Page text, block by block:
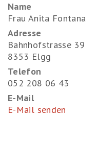
Name
Frau Anita Fontana
Adresse
Bahnhofstrasse 39
8353 Elgg
Telefon
052 208 06 43
E-Mail
E-Mail senden